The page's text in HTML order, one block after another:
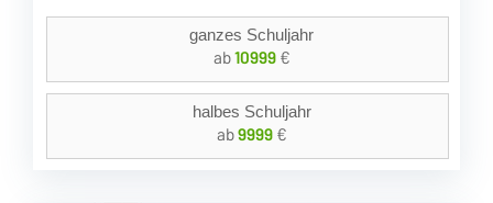
ganzes Schuljahr
ab10999€
halbes Schuljahr
ab9999€